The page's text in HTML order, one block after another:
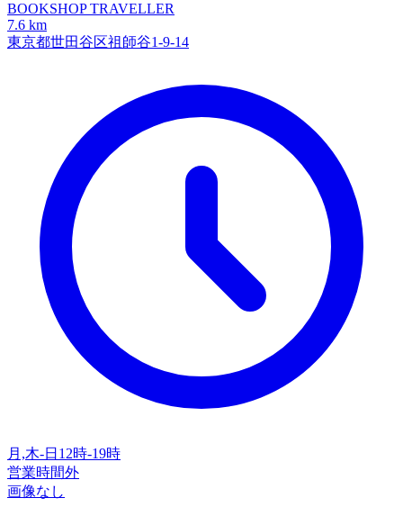
BOOKSHOP TRAVELLER
7.6 km
東京都世田谷区祖師谷1-9-14
月,木-日12時-19時
営業時間外
画像なし